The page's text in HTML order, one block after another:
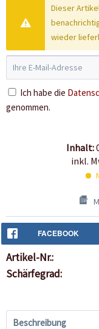
Dieser
wieder
Ich habe die
genommen.
Inhalt:
inkl.
FACEBOOK
Artikel-Nr.:
Schärfegrad:
Beschreibung